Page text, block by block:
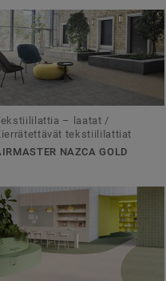
tekstiililattiaa
– laatat /
tekstiililattiat
NAZCA GOLD